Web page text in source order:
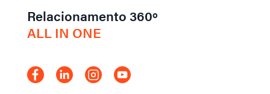
Relacionamento 360º
ALL IN ONE